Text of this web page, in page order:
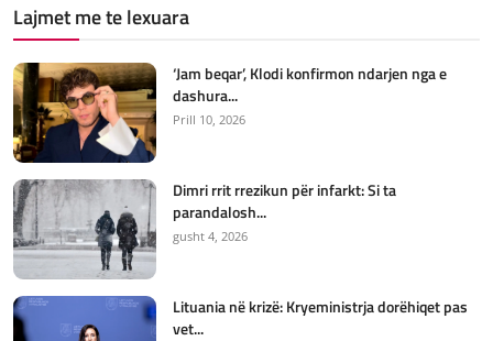
Lajmet me te lexuara
‘Jam beqar’, Klodi konfirmon ndarjen nga e
dashura...
Prill 10, 2026
Dimri rrit rrezikun për infarkt: Si ta
parandalosh...
gusht 4, 2026
Lituania në krizë: Kryeministrja dorëhiqet pas
vet...